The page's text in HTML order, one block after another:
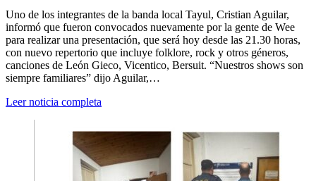
Uno de los integrantes de la banda local Tayul, Cristian Aguilar,
informó que fueron convocados nuevamente por la gente de Wee
para realizar una presentación, que será hoy desde las 21.30 horas,
con nuevo repertorio que incluye folklore, rock y otros géneros,
canciones de León Gieco, Vicentico, Bersuit. “Nuestros shows son
siempre familiares” dijo Aguilar,…
Leer noticia completa